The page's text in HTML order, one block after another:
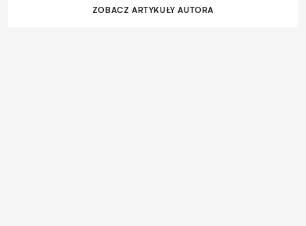
ZOBACZ ARTYKUŁY AUTORA